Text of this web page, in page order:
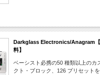
Darkglass Electronics/Anagram
料】
ベーシスト必携の50 種類以上のカ
クト・ブロック、126 プリセット